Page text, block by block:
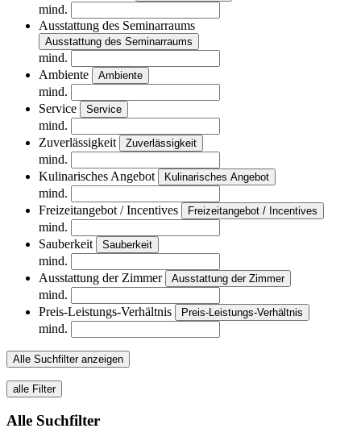
mind.
Ausstattung des Seminarraums
Ausstattung des Seminarraums
mind.
Ambiente
Ambiente
mind.
Service
Service
mind.
Zuverlässigkeit
Zuverlässigkeit
mind.
Kulinarisches Angebot
Kulinarisches Angebot
mind.
Freizeitangebot / Incentives
Freizeitangebot / Incentives
mind.
Sauberkeit
Sauberkeit
mind.
Ausstattung der Zimmer
Ausstattung der Zimmer
mind.
Preis-Leistungs-Verhältnis
Preis-Leistungs-Verhältnis
mind.
Alle Suchfilter anzeigen
alle Filter
Alle Suchfilter